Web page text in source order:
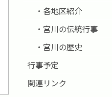
・各地区紹介
・宮川の伝統行事
・宮川の歴史
行事予定
関連リンク